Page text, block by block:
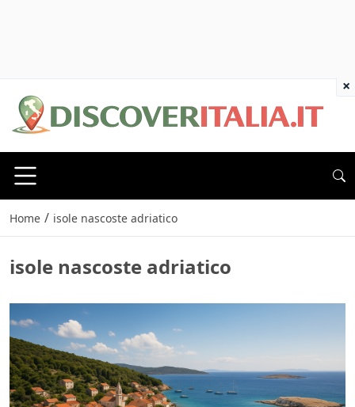
Home / isole nascoste adriatico
isole nascoste adriatico
×